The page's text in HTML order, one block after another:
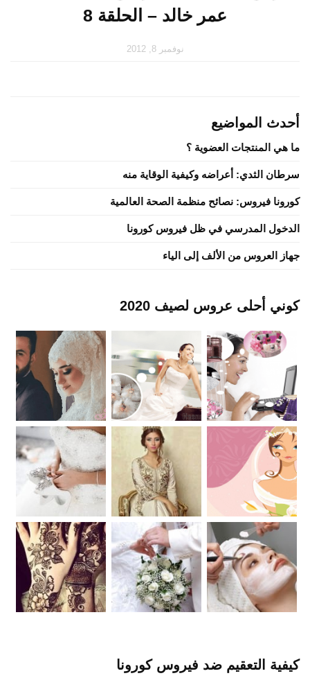
عمر خالد – الحلقة 8
نوفمبر 8, 2012
أحدث المواضيع
ما هي المنتجات العضوية ؟
سرطان الثدي: أعراضه وكيفية الوقاية منه
كورونا فيروس: نصائح منظمة الصحة العالمية
الدخول المدرسي في ظل فيروس كورونا
جهاز العروس من الألف إلى الياء
كوني أحلى عروس لصيف 2020
كيفية التعقيم ضد فيروس كورونا